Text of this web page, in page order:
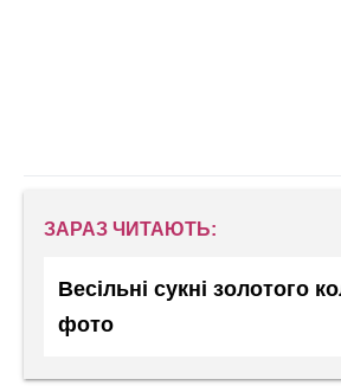
ЗАРАЗ ЧИТАЮТЬ:
Весільні сукні золотого
фото